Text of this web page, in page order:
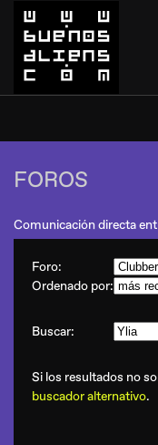
FOROS
Comunicación directa
Foro:
Ordenado por:
Buscar:
Si los resultados no
buscador alternativo.